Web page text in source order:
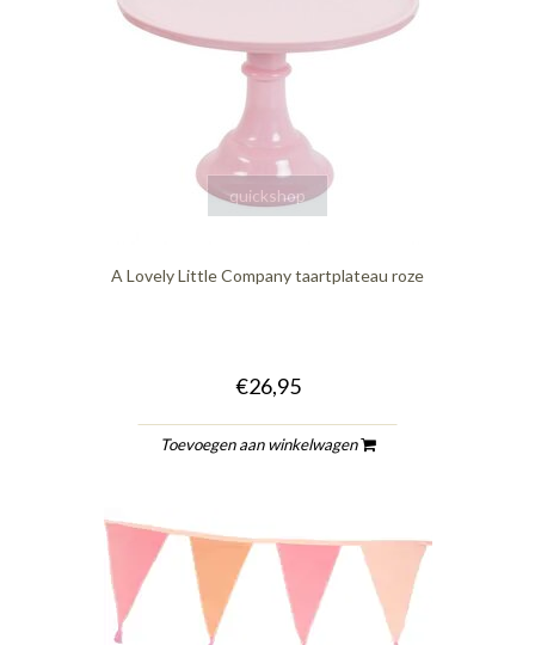
quickshop
A Lovely Little Company taartplateau roze
€26,95
Toevoegen aan winkelwagen